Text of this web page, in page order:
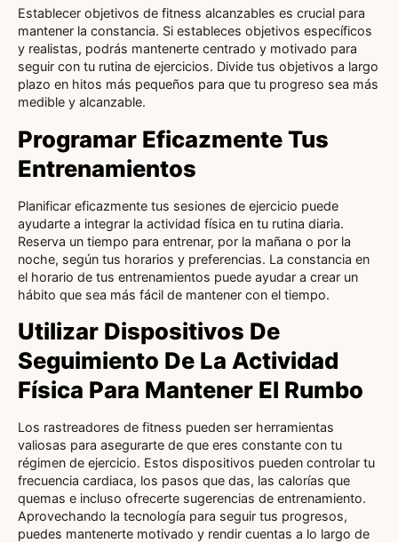
Establecer objetivos de fitness alcanzables es crucial para
mantener la constancia. Si estableces objetivos específicos
y realistas, podrás mantenerte centrado y motivado para
seguir con tu rutina de ejercicios. Divide tus objetivos a largo
plazo en hitos más pequeños para que tu progreso sea más
medible y alcanzable.
Programar Eficazmente Tus
Entrenamientos
Planificar eficazmente tus sesiones de ejercicio puede
ayudarte a integrar la actividad física en tu rutina diaria.
Reserva un tiempo para entrenar, por la mañana o por la
noche, según tus horarios y preferencias. La constancia en
el horario de tus entrenamientos puede ayudar a crear un
hábito que sea más fácil de mantener con el tiempo.
Utilizar Dispositivos De
Seguimiento De La Actividad
Física Para Mantener El Rumbo
Los rastreadores de fitness pueden ser herramientas
valiosas para asegurarte de que eres constante con tu
régimen de ejercicio. Estos dispositivos pueden controlar tu
frecuencia cardiaca, los pasos que das, las calorías que
quemas e incluso ofrecerte sugerencias de entrenamiento.
Aprovechando la tecnología para seguir tus progresos,
puedes mantenerte motivado y rendir cuentas a lo largo de